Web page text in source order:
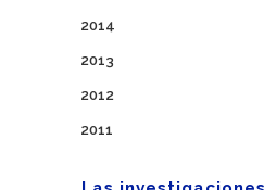
2014
2013
2012
2011